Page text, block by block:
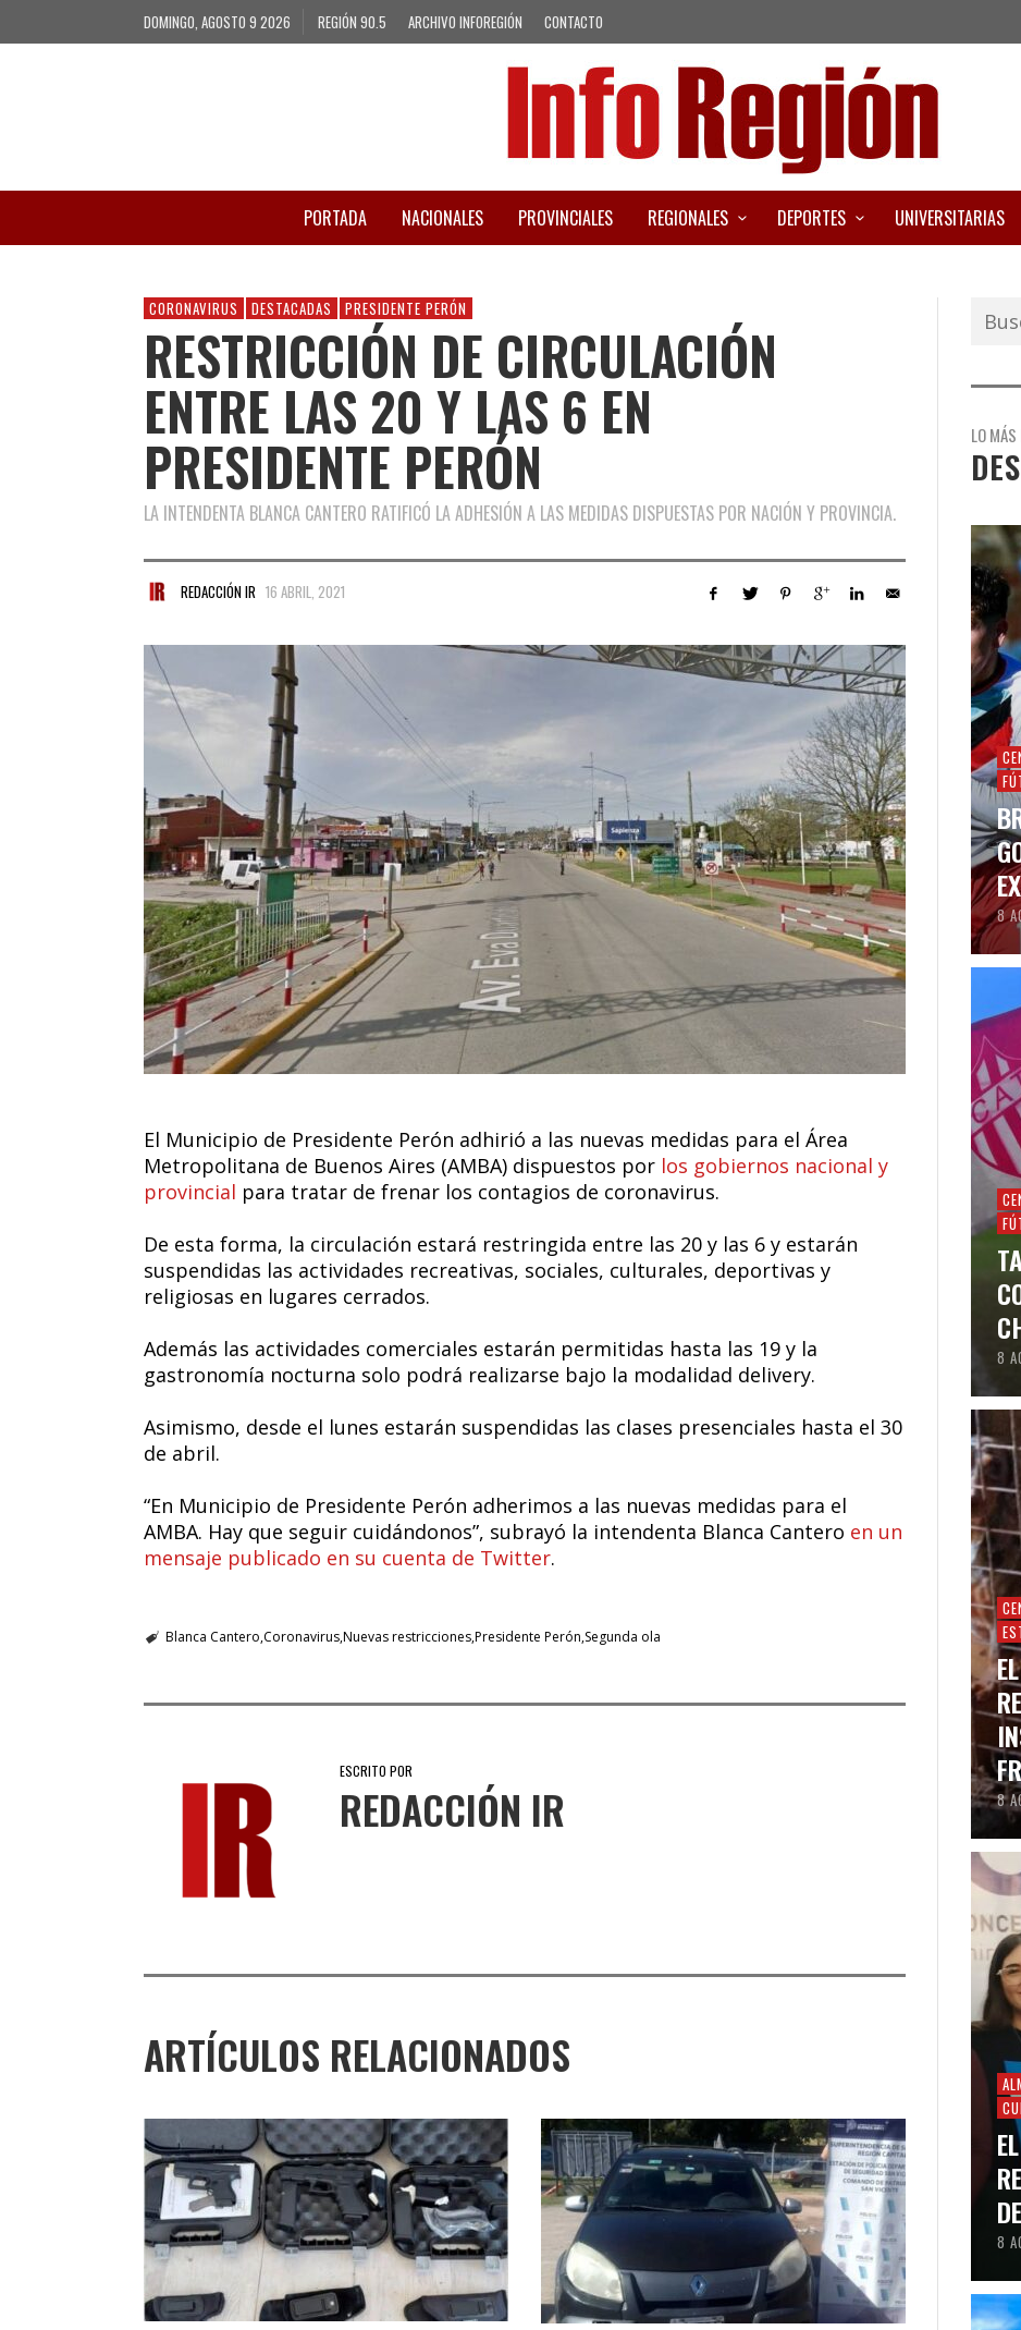
DOMINGO, AGOSTO 9 2026 REGIÓN 90.5 ARCHIVO INFOREGIÓN CONTACTO
PORTADA NACIONALES PROVINCIALES REGIONALES DEPORTES UNIVERSITARIAS
CORONAVIRUS DESTACADAS PRESIDENTE PERÓN
RESTRICCIÓN DE CIRCULACIÓN
ENTRE LAS 20 Y LAS 6 EN
PRESIDENTE PERÓN
LA INTENDENTA BLANCA CANTERO RATIFICÓ LA ADHESIÓN A LAS MEDIDAS DISPUESTAS POR NACIÓN Y PROVINCIA.
REDACCIÓN IR 16 ABRIL, 2021
El Municipio de Presidente Perón adhirió a las nuevas medidas para el Área
Metropolitana de Buenos Aires (AMBA) dispuestos por los gobiernos nacional y
provincial para tratar de frenar los contagios de coronavirus.
De esta forma, la circulación estará restringida entre las 20 y las 6 y estarán
suspendidas las actividades recreativas, sociales, culturales, deportivas y
religiosas en lugares cerrados.
Además las actividades comerciales estarán permitidas hasta las 19 y la
gastronomía nocturna solo podrá realizarse bajo la modalidad delivery.
Asimismo, desde el lunes estarán suspendidas las clases presenciales hasta el 30
de abril.
“En Municipio de Presidente Perón adherimos a las nuevas medidas para el
AMBA. Hay que seguir cuidándonos”, subrayó la intendenta Blanca Cantero en un
mensaje publicado en su cuenta de Twitter.
Blanca Cantero CoronavirusNuevas restriccionesPresidente Perón Segunda ola
ESCRITO POR
REDACCIÓN IR
ARTÍCULOS RELACIONADOS
LO
8
8
8
8